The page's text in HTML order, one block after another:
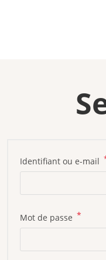
Identifiant ou e-mail
Mot de passe *